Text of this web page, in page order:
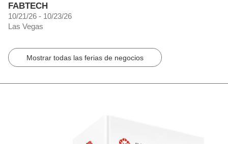
FABTECH
10/21/26 - 10/23/26
Las Vegas
Mostrar todas las ferias de negocios